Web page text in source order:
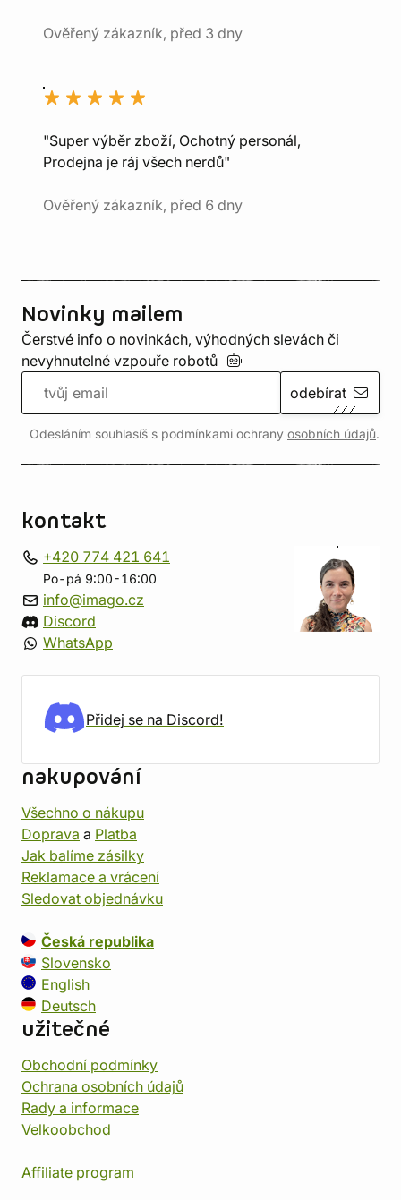
Ověřený zákazník, před 3 dny
"Super výběr zboží, Ochotný personál,
Prodejna je ráj všech nerdů"
Ověřený zákazník, před 6 dny
Novinky mailem
Čerstvé info o novinkách, výhodných slevách či
nevyhnutelné vzpouře robotů
odebírat
Odesláním souhlasíš s podmínkami ochrany osobních údajů.
kontakt
+420 774 421 641
Po-pá 9:00-16:00
info@imago.cz
Discord
WhatsApp
Přidej se na Discord!
nakupování
Všechno o nákupu
Doprava a Platba
Jak balíme zásilky
Reklamace a vrácení
Sledovat objednávku
Česká republika
Slovensko
English
Deutsch
užitečné
Obchodní podmínky
Ochrana osobních údajů
Rady a informace
Velkoobchod
Affiliate program